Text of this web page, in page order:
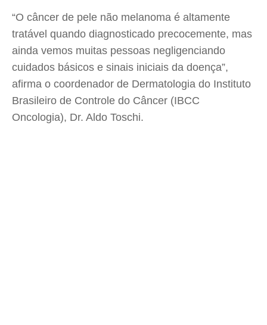
“O câncer de pele não melanoma é altamente
tratável quando diagnosticado precocemente, mas
ainda vemos muitas pessoas negligenciando
cuidados básicos e sinais iniciais da doença”,
afirma o coordenador de Dermatologia do Instituto
Brasileiro de Controle do Câncer (IBCC
Oncologia), Dr. Aldo Toschi.